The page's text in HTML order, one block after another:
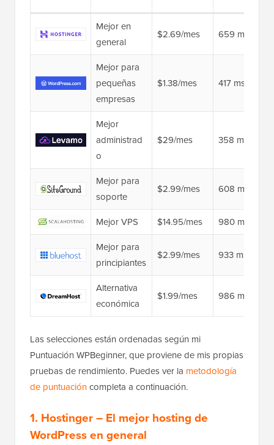
Mejor en
general
$2.69/mes 659 ms
Mejor para
pequeñas
empresas
$1.38/mes 417 ms
Mejor
administrad
o
$29/mes 358 ms 👑
Mejor para
soporte
$2.99/mes 608 ms
Mejor VPS $14.95/mes
980 ms
Mejor para
principiantes
$2.99/mes 933 ms
Alternativa
económica
$1.99/mes 986 ms
Las selecciones están ordenadas según mi
Puntuación WPBeginner, que proviene de mis propias
pruebas de rendimiento. Puedes ver la metodología
de puntuacióncompleta a continuación.
1. Hostinger– El mejor hosting de
WordPress en general